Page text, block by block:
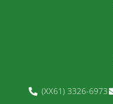
(XX61) 3326-6973